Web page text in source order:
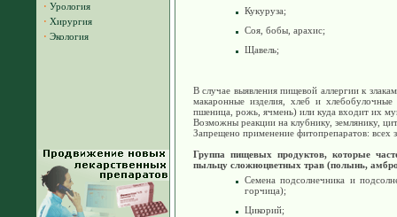
· Урология
· Хирургия
· Экология
Кукуруза;
Соя, бобы, арахис;
Щавель;
В случае выявления пищевой аллергии к
макаронные изделия, хлеб и
пшеница, рожь, ячмень) или куда входит их
Возможны реакции на клубнику, землянику,
Запрещено применение фитопрепаратов: всех
Группа пищевых продуктов, которые
пыльцу сложноцветных трав (полынь,
Семена подсолнечника и
горчица);
Цикорий;